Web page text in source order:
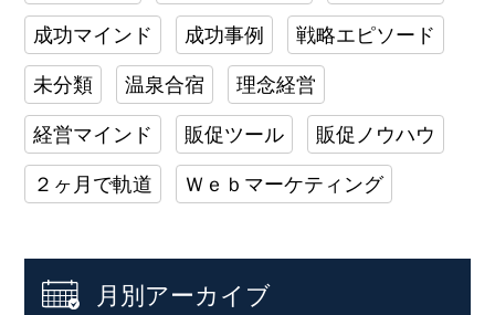
成功マインド 成功事例 戦略エピソード
未分類 温泉合宿 理念経営
経営マインド 販促ツール 販促ノウハウ
２ヶ月で軌道 Ｗｅｂマーケティング
月別アーカイブ